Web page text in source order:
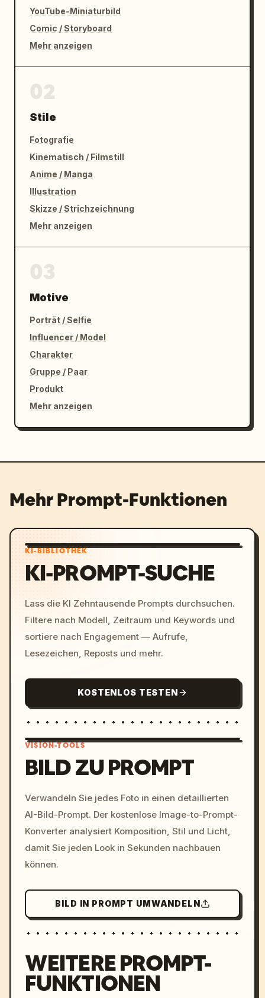
YouTube-Miniaturbild
Comic / Storyboard
Mehr anzeigen
Stile
Fotografie
Kinematisch / Filmstill
Anime / Manga
Illustration
Skizze / Strichzeichnung
Mehr anzeigen
Motive
Porträt / Selfie
Influencer / Model
Charakter
Gruppe / Paar
Produkt
Mehr anzeigen
Mehr Prompt-Funktionen
KI-BIBLIOTHEK
KI-PROMPT-SUCHE
Lass die KI Zehntausende Prompts durchsuchen.
Filtere nach Modell, Zeitraum und Keywords und
sortiere nach Engagement — Aufrufe,
Lesezeichen, Reposts und mehr.
KOSTENLOS TESTEN
c, cyberpunk sunset, neon
colors, 8k --v 6.0
VISION-TOOLS
BILD ZU PROMPT
Verwandeln Sie jedes Foto in einen detaillierten
AI-Bild-Prompt. Der kostenlose Image-to-Prompt-
Konverter analysiert Komposition, Stil und Licht,
damit Sie jeden Look in Sekunden nachbauen
können.
BILD IN PROMPT UMWANDELN
WEITERE PROMPT-
FUNKTIONEN